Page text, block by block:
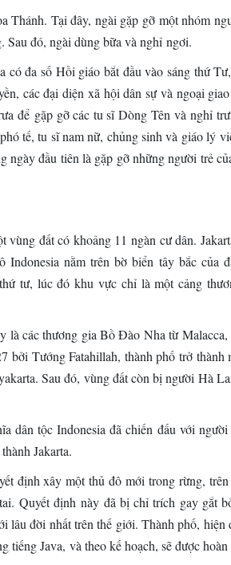
Thánh. Tại đây, ngài gặp gỡ một nhóm
Sau đó, ngài dùng bữa và nghỉ ngơi.
đa số Hồi giáo bắt đầu vào sáng thứ
các đại diện xã hội dân sự và ngoại
để gặp gỡ các tu sĩ Dòng Tên và nghỉ
tế, tu sĩ nam nữ, chủng sinh và giáo lý
đầu tiên là gặp gỡ những người trẻ
đất có khoảng 11 ngàn cư dân.
nằm trên bờ biển tây bắc của
tư, lúc đó khu vực chỉ là một cảng
là các thương gia Bồ Đào Nha từ
bởi Tướng Fatahillah, thành phố trở thành
Sau đó, vùng đất còn bị người Hà
dân tộc Indonesia đã chiến đấu với
Jakarta.
định xây một thủ đô mới trong rừng,
Quyết định này đã bị chỉ trích gay gắt
đời nhất trên thế giới. Thành phố, hiện
tiếng Java, và theo kế hoạch, sẽ được